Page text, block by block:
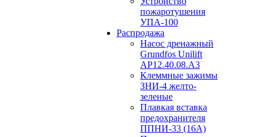
пожаротушения
УПА-100
Распродажа
Насос дренажный
Grundfos Unilift
АP12.40.08.A3
Клеммные зажимы
ЗНИ-4 желто-
зеленые
Плавкая вставка
предохранителя
ППНИ-33 (16А)